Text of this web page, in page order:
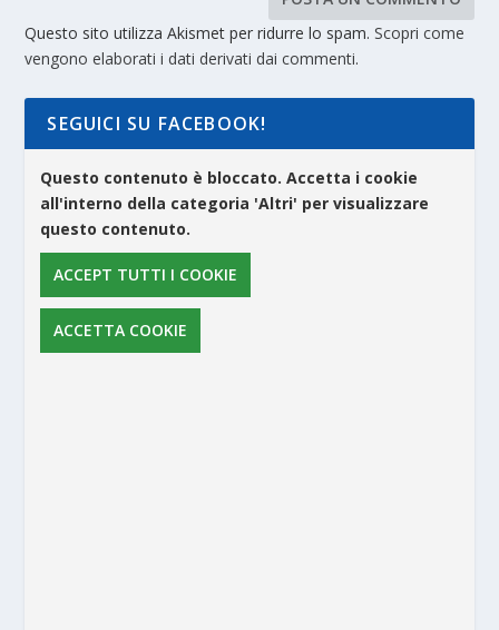
Questo sito utilizza Akismet per ridurre lo spam.Scopri come
vengono elaborati i dati derivati dai commenti.
SEGUICI SU FACEBOOK!
Questo contenuto è bloccato. Accetta i cookie
all'interno della categoria 'Altri' per visualizzare
questo contenuto.
ACCEPT TUTTI I COOKIE
ACCETTA COOKIE